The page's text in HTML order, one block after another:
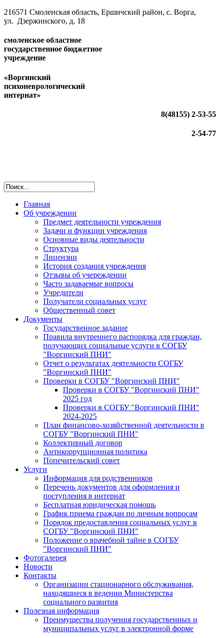
216571 Смоленская область, Ершичский район, с. Ворга,
ул. Дзержинского, д. 18
смоленское областное
государственное бюджетное
учреждение
«Воргинский
психоневрологический
интернат»
8(48155) 2-53-55
2-54-77
Главная
Об учреждении
Предмет деятельности учреждения
Задачи и функции учреждения
Основные виды деятельности
Структура
Лицензии
История создания учреждения
Отзывы об учереждении
Часто задаваемые вопросы
Учредители
Получатели социальных услуг
Общественный совет
Документы
Государственное задание
Правила внутреннего распорядка для граждан,
получающих социальные услуги в СОГБУ
"Воргинский ПНИ"
Отчет о результатах деятельности СОГБУ
"Воргинский ПНИ"
Проверки в СОГБУ "Воргинский ПНИ"
Проверки в СОГБУ "Воргинский ПНИ"
2025 год
Проверки в СОГБУ "Воргинский ПНИ"
2024-2025
План финансово-хозяйственной деятельности в
СОГБУ "Воргинский ПНИ"
Коллективный договор
Антикоррупционная политика
Попечительский совет
Услуги
Информация для родственников
Перечень документов для оформления и
поступления в интернат
Бесплатная юридическая помощь
График приема граждан по личным вопросам
Порядок предоставления социальных услуг в
СОГБУ "Воргинский ПНИ"
Положение о врачебной тайне в СОГБУ
"Воргинский ПНИ"
Фотогалерея
Новости
Контакты
Организации стационарного обслуживания,
находящиеся в ведении Министерства
социального развития
Полезная информация
Преимущества получения государственных и
муниципальных услуг в электронной форме